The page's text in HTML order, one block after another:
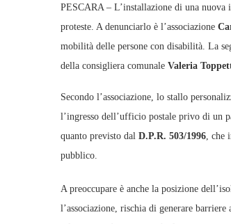
PESCARA – L’installazione di una
proteste. A denunciarlo è l’associazione
mobilità delle persone con disabilità. La
della consigliera comunale Valeria
Secondo l’associazione, lo stallo
l’ingresso dell’ufficio postale privo di un
quanto previsto dal D.P.R. 503/1996, che
pubblico.
A preoccupare è anche la posizione
l’associazione, rischia di generare